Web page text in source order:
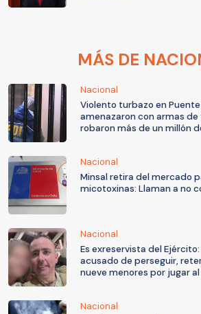
MÁS DE
Nacional
Violento turbazo en
amenazaron con armas
robaron más de un millón
Nacional
Minsal retira del mercado
micotoxinas: Llaman a no
Nacional
Es exreservista del
acusado de perseguir,
nueve menores por jugar
Nacional